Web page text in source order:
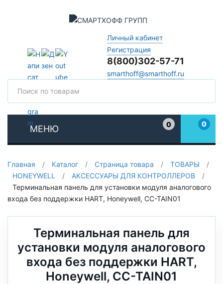
Личный кабинет
Регистрация
8(800)302-57-71
smarthoff@smarthoff.ru
МЕНЮ
0
0
Главная / Каталог / Страница товара / ТОВАРЫ
/
HONEYWELL
/ АКСЕССУАРЫ ДЛЯ КОНТРОЛЛЕРОВ
/
Терминальная панель для установки модуля аналогового
входа без поддержки HART, Honeywell, CC-TAIN01
Терминальная панель для
установки модуля аналогового
входа без поддержки HART,
Honeywell, CC-TAIN01